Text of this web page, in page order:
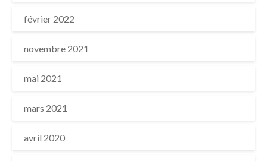
février 2022
novembre 2021
mai 2021
mars 2021
avril 2020